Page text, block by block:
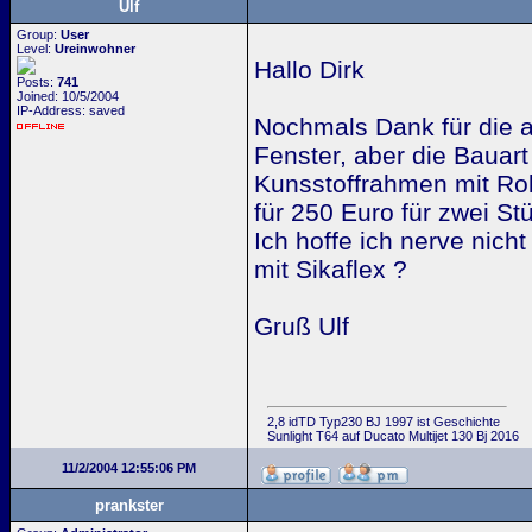
Ulf
Group: User
Level: Ureinwohner
Posts: 741
Joined: 10/5/2004
IP-Address: saved
Hallo Dirk
Nochmals Dank für die
Fenster, aber die
Kunsstoffrahmen mit
für 250 Euro für zwei
Ich hoffe ich nerve
mit Sikaflex ?
Gruß Ulf
2,8 idTD Typ230 BJ 1997 ist Geschichte
Sunlight T64 auf Ducato Multijet 130 Bj 2016
11/2/2004 12:55:06 PM
prankster